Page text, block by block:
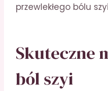
przewlekłego bólu
Skuteczne
ból szyi